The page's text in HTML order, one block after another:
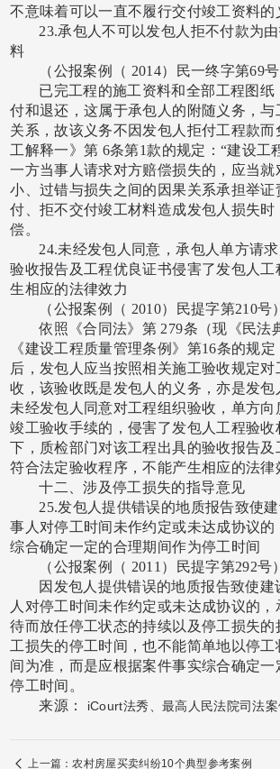
不意味着可以一直不履行交付竣工资料的
23.承包人不可以发包人拒不付款为
料
（公报案例（ 2014）民一终字第69号
已完工程的施工资料和全部工程图纸
付和退还，这属于承包人的附随义务，与
关系，故该义务不因发包人拒付工程款而
工解释一》第 6条第1款的规定：“建设工
一方当事人请求对方赔偿损失的，应当就
小、过错与损失之间的因果关系承担举证
付、拒不交付竣工材料造成发包人损失时
偿。
24.未经发包人同意，承包人单方请
验收报告及工程优良证书侵害了发包人工
生相应的法律效力
（公报案例（ 2010）民提字第210号）
依照《合同法》第 279条（现《民法
《建设工程质量管理条例》第16条的规
后，发包人应当按照相关施工验收规定对
收，该验收既是发包人的义务，亦是发包
未经发包人同意对工程组织验收，单方向
竣工验收手续的，侵害了发包人工程验收
下，质检部门对该工程出具的验收报告及
符合法定验收程序，不能产生相应的法律
十二、涉及停工损失的指导意见
25.发包人提供错误的地质报告致使
事人对停工时间未作约定或未达成协议的
综合确定一定的合理期间作为停工时间
（公报案例（ 2011）民提字第292号）
因发包人提供错误的地质报告致使建
人对停工时间未作约定或未达成协议的
待而放任停工状态的持续以及停工损失的
工损失的停工时间，也不能简单地以停
间为准，而是应根据案件事实综合确定一
停工时间。
来源：
iCourt法秀、最高人民法院司法
上一篇： 农村房屋买卖纠纷10个典型参考案例